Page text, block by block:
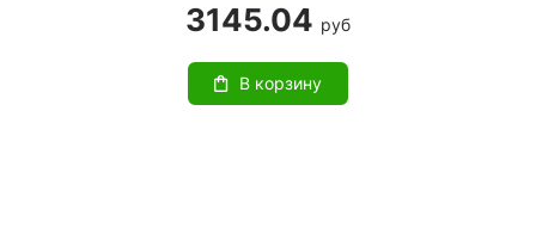
3145.04 руб
В корзину